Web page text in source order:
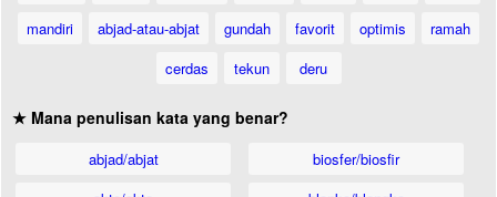
mandiri
abjad-atau-abjat gundah favorit optimis
ramah
cerdas
tekun deru
★ Mana penulisan kata yang benar?
abjad/abjat
biosfer/biosfir